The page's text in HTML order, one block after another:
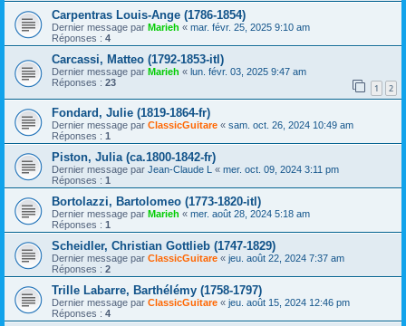
Carpentras Louis-Ange (1786-1854)
Dernier message par Marieh « mar. févr. 25, 2025 9:10 am
Réponses : 4
Carcassi, Matteo (1792-1853-itl)
Dernier message par Marieh « lun. févr. 03, 2025 9:47 am
Réponses : 23 1 2
Fondard, Julie (1819-1864-fr)
Dernier message par ClassicGuitare « sam. oct. 26, 2024 10:49 am
Réponses : 1
Piston, Julia (ca.1800-1842-fr)
Dernier message par Jean-Claude L « mer. oct. 09, 2024 3:11 pm
Réponses : 1
Bortolazzi, Bartolomeo (1773-1820-itl)
Dernier message par Marieh « mer. août 28, 2024 5:18 am
Réponses : 1
Scheidler, Christian Gottlieb (1747-1829)
Dernier message par ClassicGuitare « jeu. août 22, 2024 7:37 am
Réponses : 2
Trille Labarre, Barthélémy (1758-1797)
Dernier message par ClassicGuitare « jeu. août 15, 2024 12:46 pm
Réponses : 4